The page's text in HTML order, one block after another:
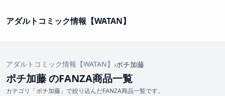
アダルトコミック情報【WATAN】
アダルトコミック情報【WATAN】 ›ポチ加藤
ポチ加藤 のFANZA商品一覧
カテゴリ「ポチ加藤」で絞り込んだFANZA商品一覧です。